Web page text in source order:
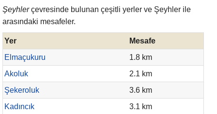
Şeyhlerçevresinde bulunan çeşitli yerler ve Şeyhler ile
arasındaki mesafeler.
Yer
Mesafe
Elmaçukuru
1.8 km
Akoluk
2.1 km
Şekeroluk
3.6 km
Kadıncık
3.1 km